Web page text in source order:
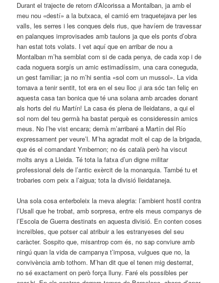
Durant el trajecte de retorn d’Alcorissa a Montalban, ja amb el
meu nou «destí» a la butxaca, el camió em traquetejava per les
valls, les serres i les conques dels rius, que havíem de travessar
en palanques improvisades amb taulons ja que els ponts d’obra
han estat tots volats. I vet aquí que en arribar de nou a
Montalban m’ha semblat com si de cada penya, de cada xop i de
cada noguera sorgís un amic estimadíssim, una cara coneguda,
un gest familiar; ja no m’hi sentia «sol com un mussol». La vida
tornava a tenir sentit, tot era en el seu lloc ¡i ara sóc tan feliç en
aquesta casa tan bonica que té una solana amb arcades donant
als horts del riu Martín! La casa és plena de lleidatans, a qui el
sol nom del teu germà ha bastat perquè es consideressin amics
meus. No l’he vist encara; demà m’arribaré a Martín del Río
expressament per veure’l. M’ha agradat molt el cap de la brigada,
que és el comandant Ymbernon; no és català però ha viscut
molts anys a Lleida. Té tota la fatxa d’un digne militar
professional dels de l’antic exèrcit de la monarquia. També tu et
trobaries com peix a l’aigua; tota la divisió lleidataneja.
Una sola cosa enterboleix la meva alegria: l’ambient hostil contra
l’Usall que he trobat, amb sorpresa, entre els meus companys de
l’Escola de Guerra destinats en aquesta divisió. En conten coses
increïbles, que potser cal atribuir a les estranyeses del seu
caràcter. Sospito que, misantrop com és, no sap conviure amb
ningú quan la vida de campanya t’imposa, vulgues que no, la
convivència amb tothom. M’han dit que el tenen mig desterrat,
no sé exactament on però força lluny. Faré els possibles per